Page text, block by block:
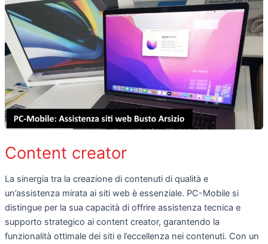
Content creator
La sinergia tra la creazione di contenuti di qualità e
un’assistenza mirata ai siti web è essenziale. PC-Mobile si
distingue per la sua capacità di offrire assistenza tecnica e
supporto strategico ai content creator, garantendo la
funzionalità ottimale dei siti e l’eccellenza nei contenuti. Con un